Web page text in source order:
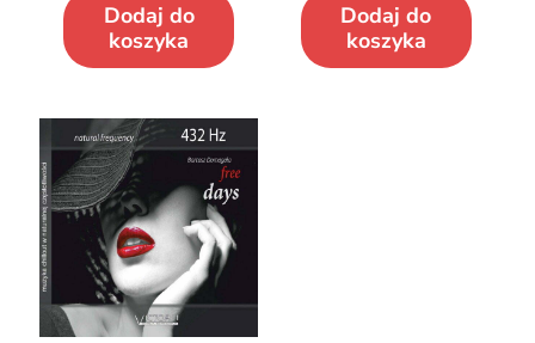
Dodaj do
koszyka
Dodaj do
koszyka